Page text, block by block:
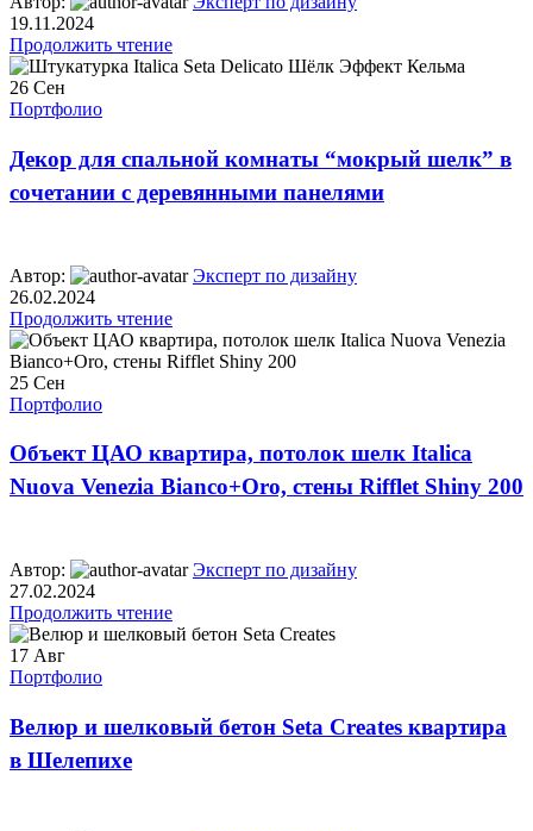
19.11.2024
Продолжить чтение
26 Сен
Портфолио
Декор для спальной комнаты “мокрый шелк” в
сочетании с деревянными панелями
Автор:
Эксперт по дизайну
26.02.2024
Продолжить чтение
25 Сен
Портфолио
Объект ЦАО квартира, потолок шелк Italica
Nuova Venezia Bianco+Oro, стены Rifflet Shiny 200
Автор:
Эксперт по дизайну
27.02.2024
Продолжить чтение
17 Авг
Портфолио
Велюр и шелковый бетон Seta Creates квартира
в Шелепихе